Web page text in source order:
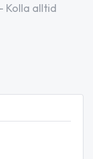
Kolla alltid